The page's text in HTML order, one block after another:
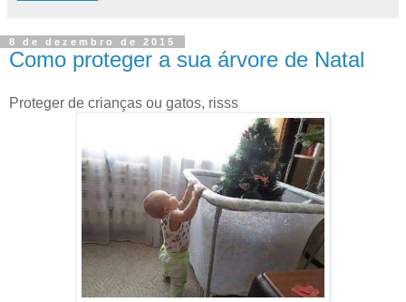
8 de dezembro de 2015
Como proteger a sua árvore de Natal
Proteger de crianças ou gatos, risss